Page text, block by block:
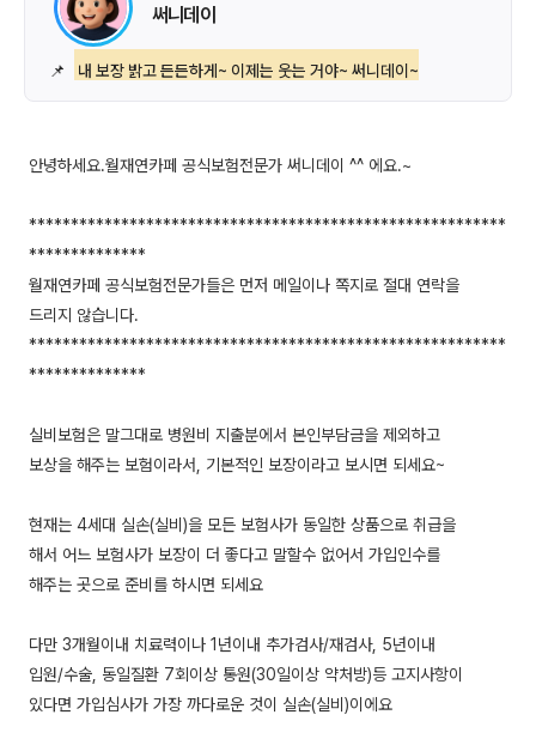
써니데이
📌 내 보장 밝고 든든하게~ 이제는 웃는 거야~ 써니데이~
안녕하세요.월재연카페 공식보험전문가 써니데이 ^^ 에요.~
*********************************************************
**************
월재연카페 공식보험전문가들은 먼저 메일이나 쪽지로 절대 연락을
드리지 않습니다.
*********************************************************
**************
실비보험은 말그대로 병원비 지출분에서 본인부담금을 제외하고
보상을 해주는 보험이라서, 기본적인 보장이라고 보시면 되세요~
현재는 4세대 실손(실비)을 모든 보험사가 동일한 상품으로 취급을
해서 어느 보험사가 보장이 더 좋다고 말할수 없어서 가입인수를
해주는 곳으로 준비를 하시면 되세요
다만 3개월이내 치료력이나 1년이내 추가검사/재검사, 5년이내
입원/수술, 동일질환 7회이상 통원(30일이상 약처방)등 고지사항이
있다면 가입심사가 가장 까다로운 것이 실손(실비)이에요